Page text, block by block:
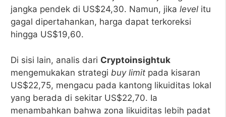
jangka pendek di US$24,30. Namun, jika level itu
gagal dipertahankan, harga dapat terkoreksi
hingga US$19,60.
Di sisi lain, analis dari Cryptoinsightuk
mengemukakan strategi buy limit pada kisaran
US$22,75, mengacu pada kantong likuiditas lokal
yang berada di sekitar US$22,70. Ia
menambahkan bahwa zona likuiditas lebih padat